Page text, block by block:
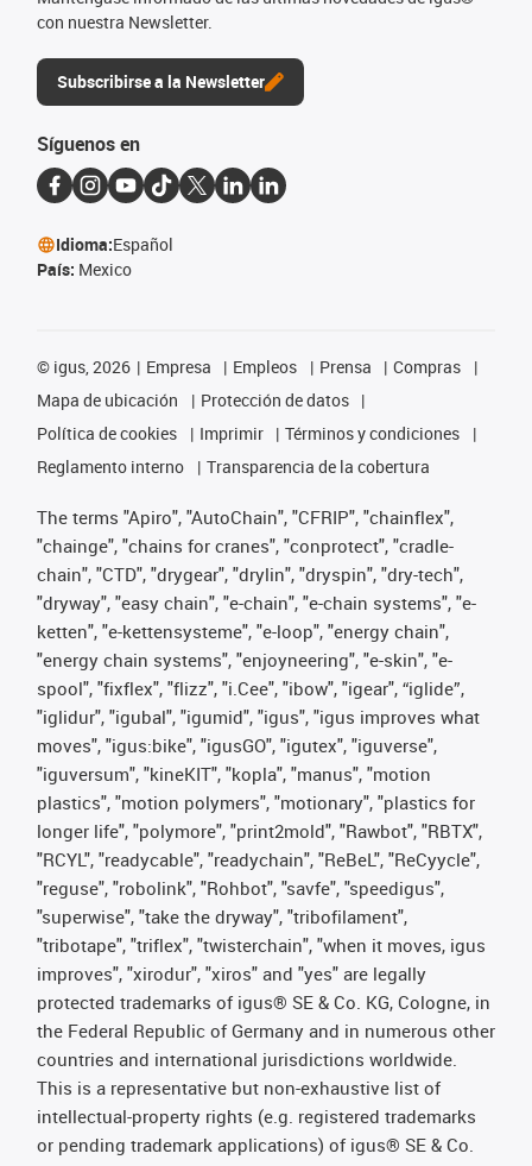
con nuestra Newsletter.
Subscribirse a la Newsletter
Síguenos en
Idioma:Español
País: Mexico
© igus, 2026 Empresa Empleos Prensa
Compras
Mapa de ubicación
Protección de datos
Política de cookies
Imprimir
Términos y condiciones
Reglamento interno
Transparencia de la cobertura
The terms "Apiro", "AutoChain", "CFRIP", "chainflex",
"chainge", "chains for cranes", "conprotect", "cradle-
chain", "CTD", "drygear", "drylin", "dryspin", "dry-tech",
"dryway", "easy chain", "e-chain", "e-chain systems", "e-
ketten", "e-kettensysteme", "e-loop", "energy chain",
"energy chain systems", "enjoyneering", "e-skin", "e-
spool", "fixflex", "flizz", "i.Cee", "ibow", "igear", “iglide”,
"iglidur", "igubal", "igumid", "igus", "igus improves what
moves", "igus:bike", "igusGO", "igutex", "iguverse",
"iguversum", "kineKIT", "kopla", "manus", "motion
plastics", "motion polymers", "motionary", "plastics for
longer life", "polymore", "print2mold", "Rawbot", "RBTX",
"RCYL", "readycable", "readychain", "ReBeL", "ReCyycle",
"reguse", "robolink", "Rohbot", "savfe", "speedigus",
"superwise", "take the dryway", "tribofilament",
"tribotape", "triflex", "twisterchain", "when it moves, igus
improves", "xirodur", "xiros" and "yes" are legally
protected trademarks of igus® SE & Co. KG, Cologne, in
the Federal Republic of Germany and in numerous other
countries and international jurisdictions worldwide.
This is a representative but non-exhaustive list of
intellectual-property rights (e.g. registered trademarks
or pending trademark applications) of igus® SE & Co.